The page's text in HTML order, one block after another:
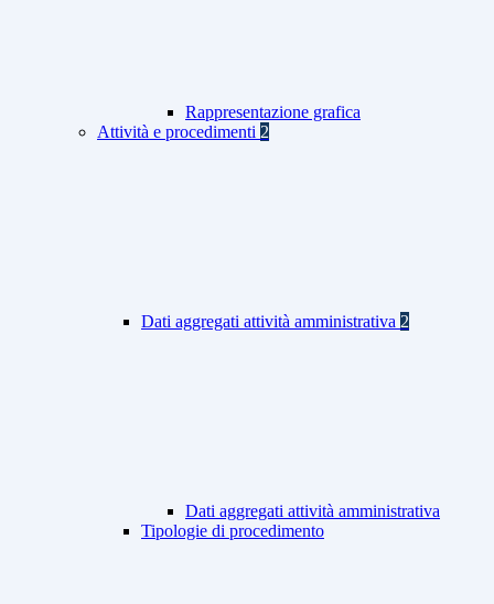
Rappresentazione grafica
Attività e procedimenti 2
Dati aggregati attività amministrativa 2
Dati aggregati attività amministrativa
Tipologie di procedimento